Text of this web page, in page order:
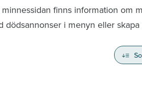
finns information om
dödsannonser i menyn eller